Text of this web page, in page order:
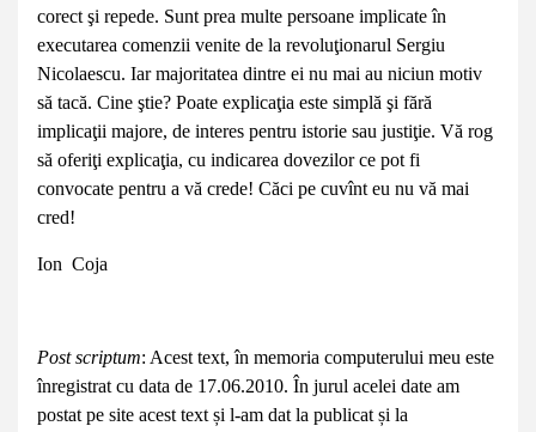
corect şi repede. Sunt prea multe persoane implicate în
executarea comenzii venite de la revoluţionarul Sergiu
Nicolaescu. Iar majoritatea dintre ei nu mai au niciun motiv
să tacă. Cine ştie? Poate explicaţia este simplă şi fără
implicaţii majore, de interes pentru istorie sau justiţie. Vă rog
să oferiţi explicaţia, cu indicarea dovezilor ce pot fi
convocate pentru a vă crede! Căci pe cuvînt eu nu vă mai
cred!
Ion Coja
Post scriptum: Acest text, în memoria computerului meu este
înregistrat cu data de 17.06.2010. În jurul acelei date am
postat pe site acest text și l-am dat la publicat și la